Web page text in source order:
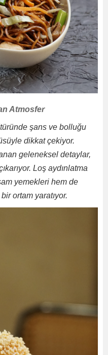
Atmosfer
şans ve bolluğu
dikkat çekiyor.
geleneksel detaylar,
Loş aydınlatma
yemekleri hem de
ortam yaratıyor.